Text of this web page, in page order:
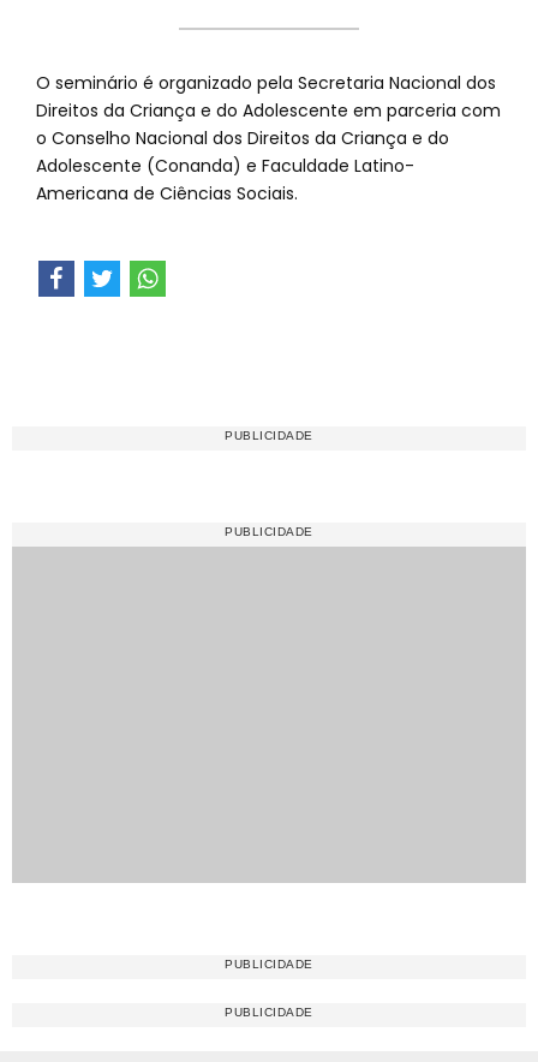
O seminário é organizado pela Secretaria Nacional dos
Direitos da Criança e do Adolescente em parceria com
o Conselho Nacional dos Direitos da Criança e do
Adolescente (Conanda) e Faculdade Latino-
Americana de Ciências Sociais.